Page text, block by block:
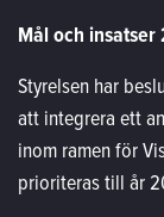
Mål och
Styrelsen har
att integrera ett
inom ramen för
prioriteras till år